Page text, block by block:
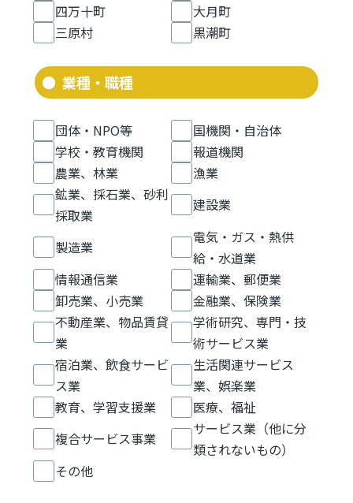
四万十町
大月町
三原村
黒潮町
業種・職種
団体・NPO等
国機関・自治体
学校・教育機関
報道機関
農業、林業
漁業
鉱業、採石業、砂利
採取業
建設業
製造業
電気・ガス・熱供
給・水道業
情報通信業
運輸業、郵便業
卸売業、小売業
金融業、保険業
不動産業、物品賃貸
業
学術研究、専門・技
術サービス業
宿泊業、飲食サービ
ス業
生活関連サービス
業、娯楽業
教育、学習支援業
医療、福祉
複合サービス事業
サービス業（他に分
類されないもの）
その他